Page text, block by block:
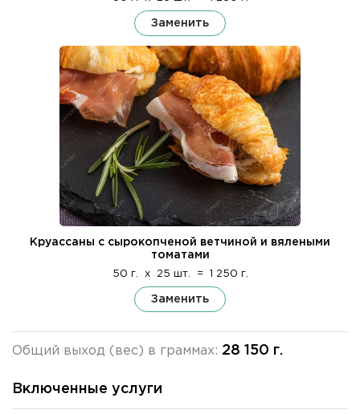
Заменить
Круассаны с сырокопченой ветчиной и вялеными
томатами
50 г. x 25 шт. = 1 250 г.
Заменить
Общий выход (вес) в граммах: 28 150 г.
Включенные услуги